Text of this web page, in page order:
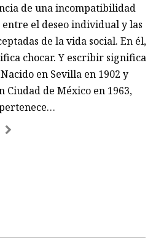
de una incompatibilidad
el deseo individual y las
de la vida social. En él,
chocar. Y escribir significa
en Sevilla en 1902 y
Ciudad de México en 1963,